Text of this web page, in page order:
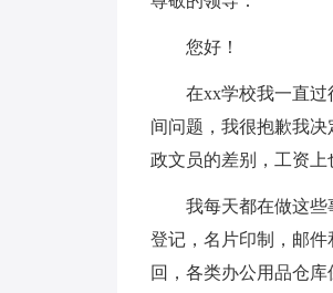
您好！
在xx学校我一直过得
间问题，我很抱歉我
政文员的差别，工资上
我每天都在做这些事
登记，名片印制，邮
回，各类办公用品仓